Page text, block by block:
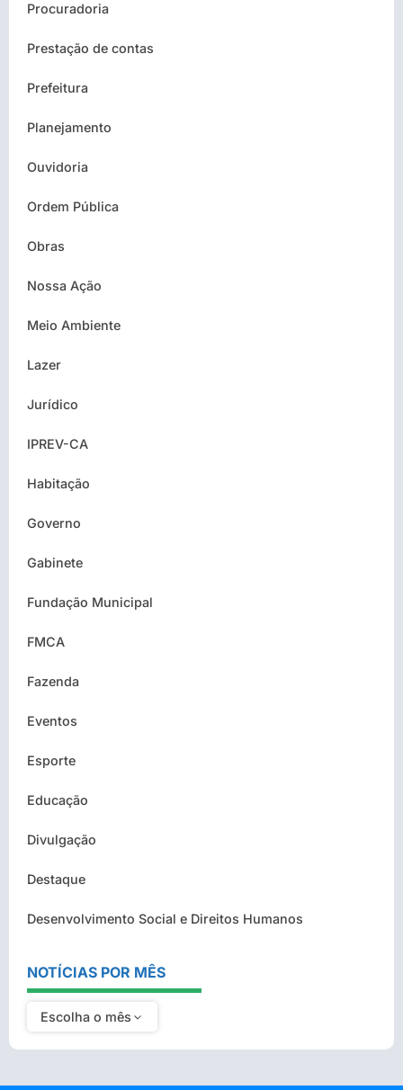
Procuradoria
Prestação de contas
Prefeitura
Planejamento
Ouvidoria
Ordem Pública
Obras
Nossa Ação
Meio Ambiente
Lazer
Jurídico
IPREV-CA
Habitação
Governo
Gabinete
Fundação Municipal
FMCA
Fazenda
Eventos
Esporte
Educação
Divulgação
Destaque
Desenvolvimento Social e Direitos Humanos
NOTÍCIAS POR MÊS
Escolha o mês